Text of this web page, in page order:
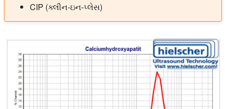
CIP (ક્લીન-ઇન-પ્લેસ)